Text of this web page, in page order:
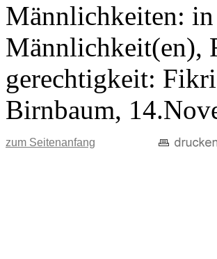
Männlichkeiten:
Männlichkeit(en),
gerechtigkeit:
Birnbaum,
zum Seitenanfang